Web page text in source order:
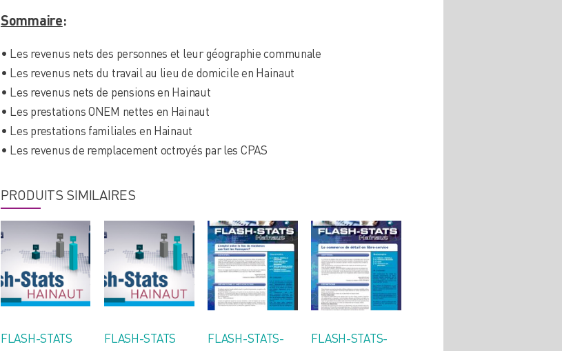
Sommaire:
• Les revenus nets des personnes et leur géographie communale
• Les revenus nets du travail au lieu de domicile en Hainaut
• Les revenus nets de pensions en Hainaut
• Les prestations ONEM nettes en Hainaut
• Les prestations familiales en Hainaut
• Les revenus de remplacement octroyés par les CPAS
PRODUITS SIMILAIRES
FLASH-STATS
FLASH-STATS
FLASH-STATS-
FLASH-STATS-